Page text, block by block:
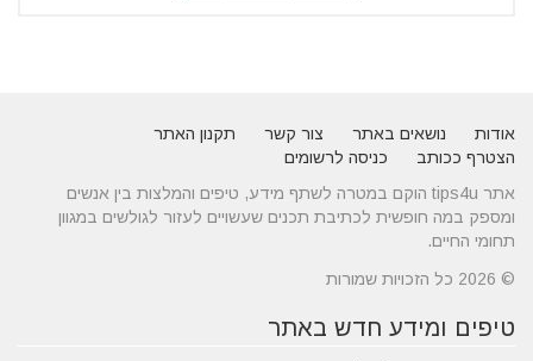
אודות נושאים באתר צור קשר
תקנון האתר
הצטרף ככותב
כניסה לרשומים
אתר tips4u הוקם במטרה לשתף מידע, טיפים והמלצות בין אנשים
ומספק במה חופשית לכתיבת תכנים שעשויים לעזור לגולשים במגוון
תחומי החיים.
© 2026 כל הזכויות שמורות
טיפים ומידע חדש באתר